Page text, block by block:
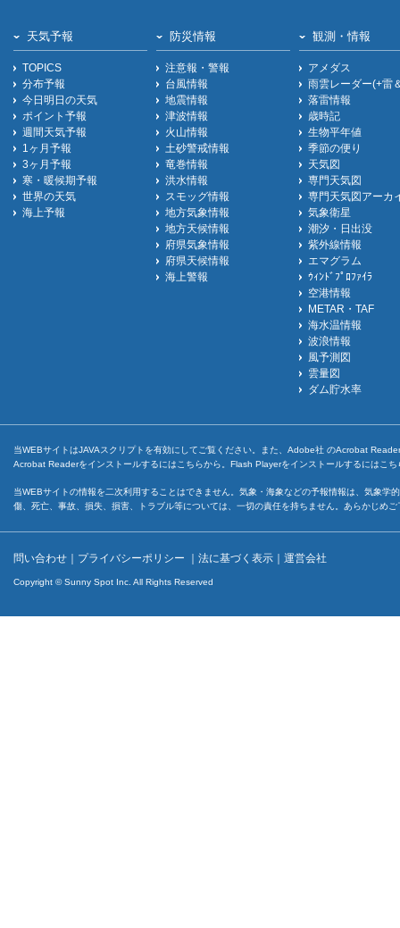
天気予報
TOPICS
分布予報
今日明日の天気
ポイント予報
週間天気予報
1ヶ月予報
3ヶ月予報
寒・暖候期予報
世界の天気
海上予報
防災情報
注意報・警報
台風情報
地震情報
津波情報
火山情報
土砂警戒情報
竜巻情報
洪水情報
スモッグ情報
地方気象情報
地方天候情報
府県気象情報
府県天候情報
海上警報
観測・情報
アメダス
雨雲レーダー(+雷
落雷情報
歳時記
生物平年値
季節の便り
天気図
専門天気図
専門天気図アーカ
気象衛星
潮汐・日出没
紫外線情報
エマグラム
ｳｨﾝﾄﾞﾌﾟﾛﾌｧｲﾗ
空港情報
METAR・TAF
海水温情報
波浪情報
風予測図
雲量図
ダム貯水率
当WEBサイトはJAVAスクリプトを有効にしてご覧ください。また、Adobe社 のAcrobat
Acrobat Readerをインストールするには こちらから。Flash Playerをインストールするには こち
当WEBサイトの情報を二次利用することはできません。気象・海象などの予報情報は、気象
傷、死亡、事故、損失、損害、トラブル等については、一切の責任を持ちません。あらかじめ
問い合わせ ｜ プライバシーポリシー ｜ 法に基づく表示 ｜ 運営会社
Copyright © Sunny Spot Inc. All Rights Reserved